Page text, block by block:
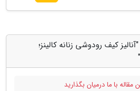
کیف رودوشی زنانه کالینز؛
مقاله با ما درمیان بگذارید